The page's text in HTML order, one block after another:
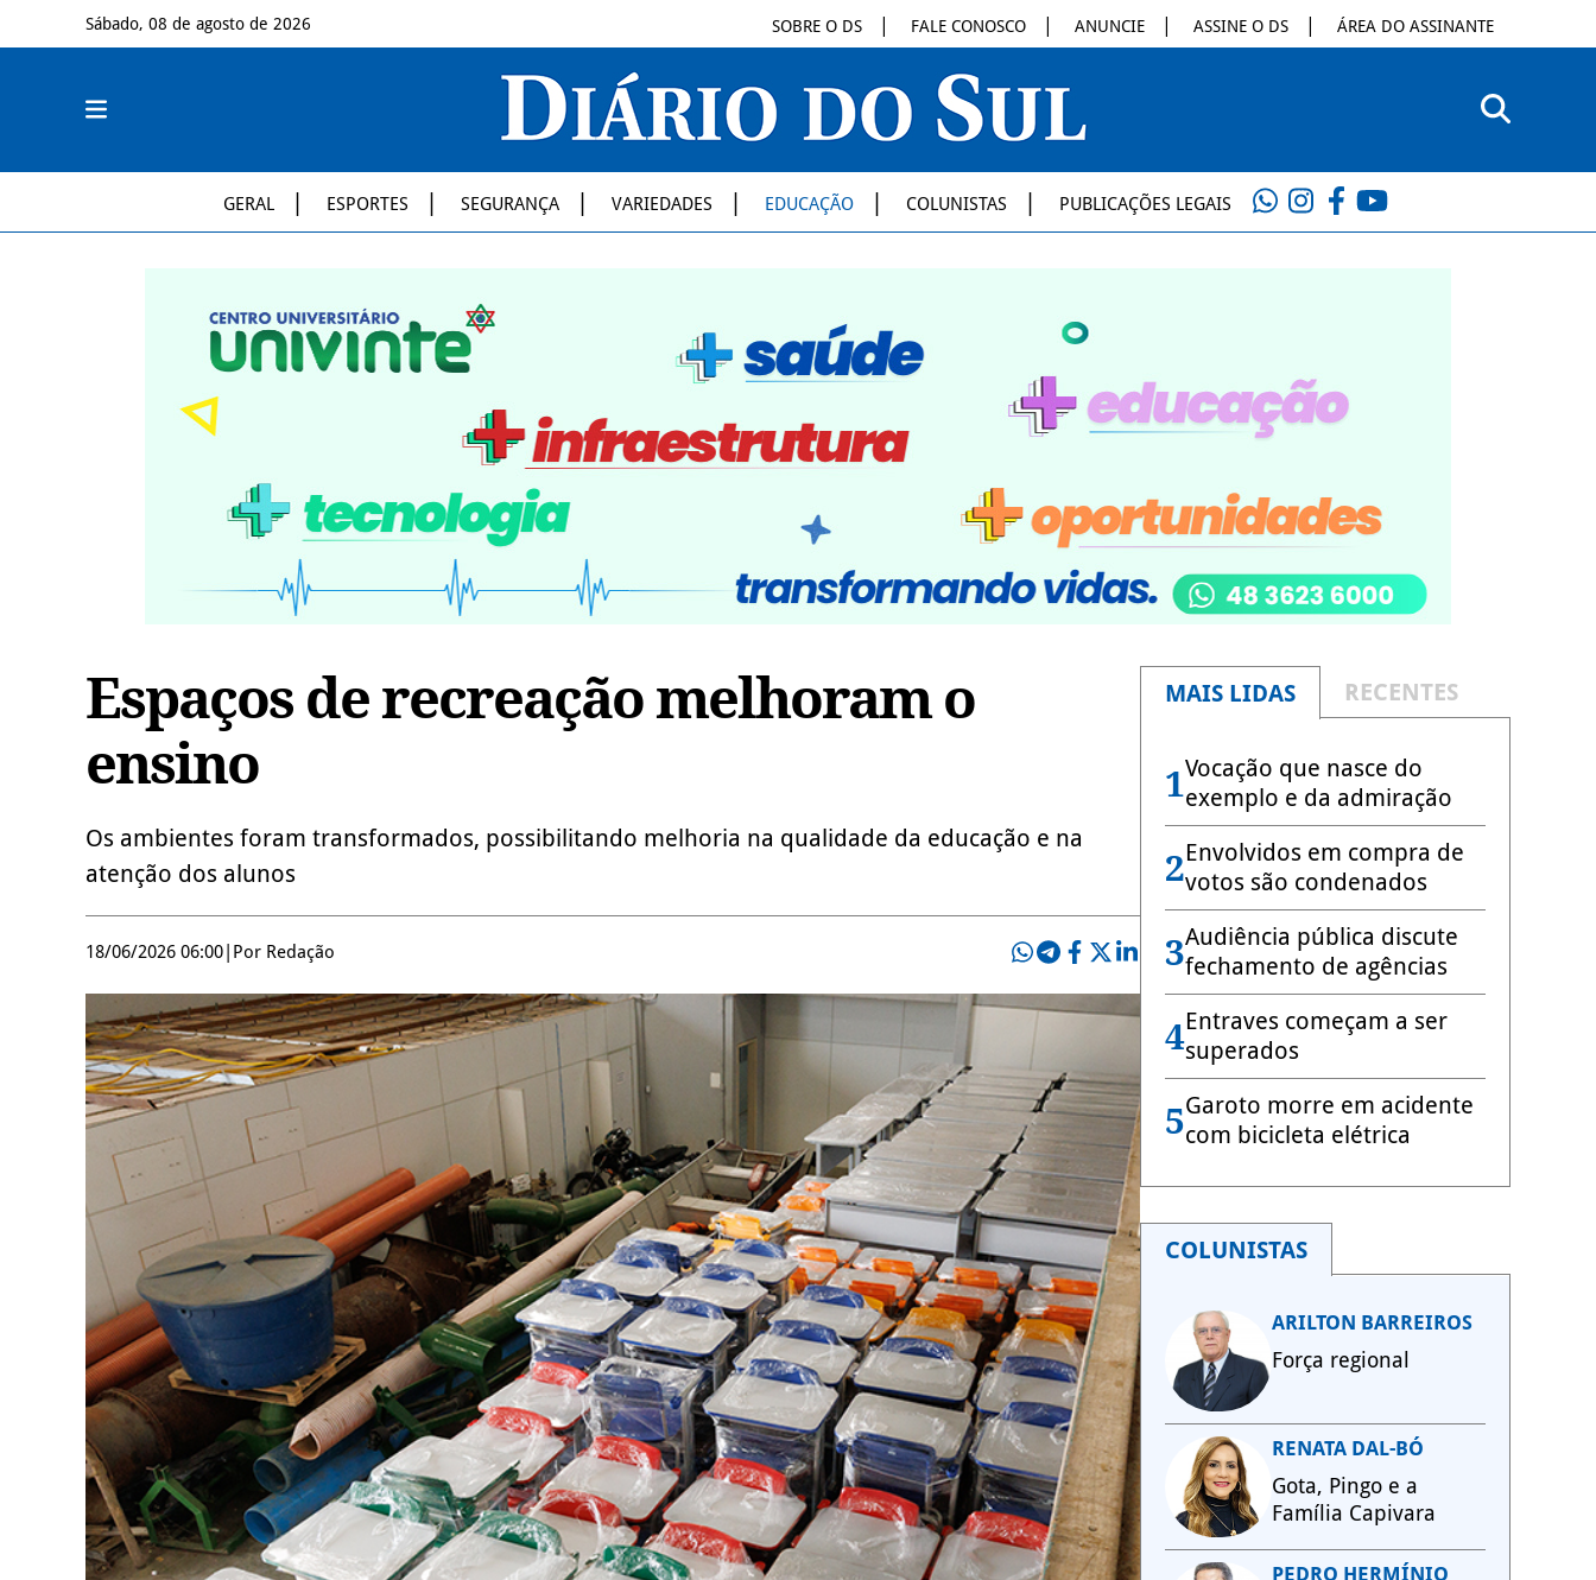
Sábado, 08 de agosto de 2026 SOBRE O DS FALE CONOSCO ANUNCIE ASSINE O DS ÁREA DO ASSINANTE
GERAL ESPORTES SEGURANÇA VARIEDADES EDUCAÇÃO COLUNISTAS PUBLICAÇÕES LEGAIS
Espaços de recreação melhoram o
ensino
Os ambientes foram transformados, possibilitando melhoria na qualidade da educação e na
atenção dos alunos
18/06/2026 06:00 Por Redação
MAIS LIDAS RECENTES
1Vocação que nasce do
exemplo e da admiração
2Envolvidos em compra de
votos são condenados
3Audiência pública discute
fechamento de agências
4Entraves começam a ser
superados
5Garoto morre em acidente
com bicicleta elétrica
COLUNISTAS
ARILTON BARREIROS
Força regional
RENATA DAL-BÓ
Gota, Pingo e a
Família Capivara
PEDRO HERMÍNIO